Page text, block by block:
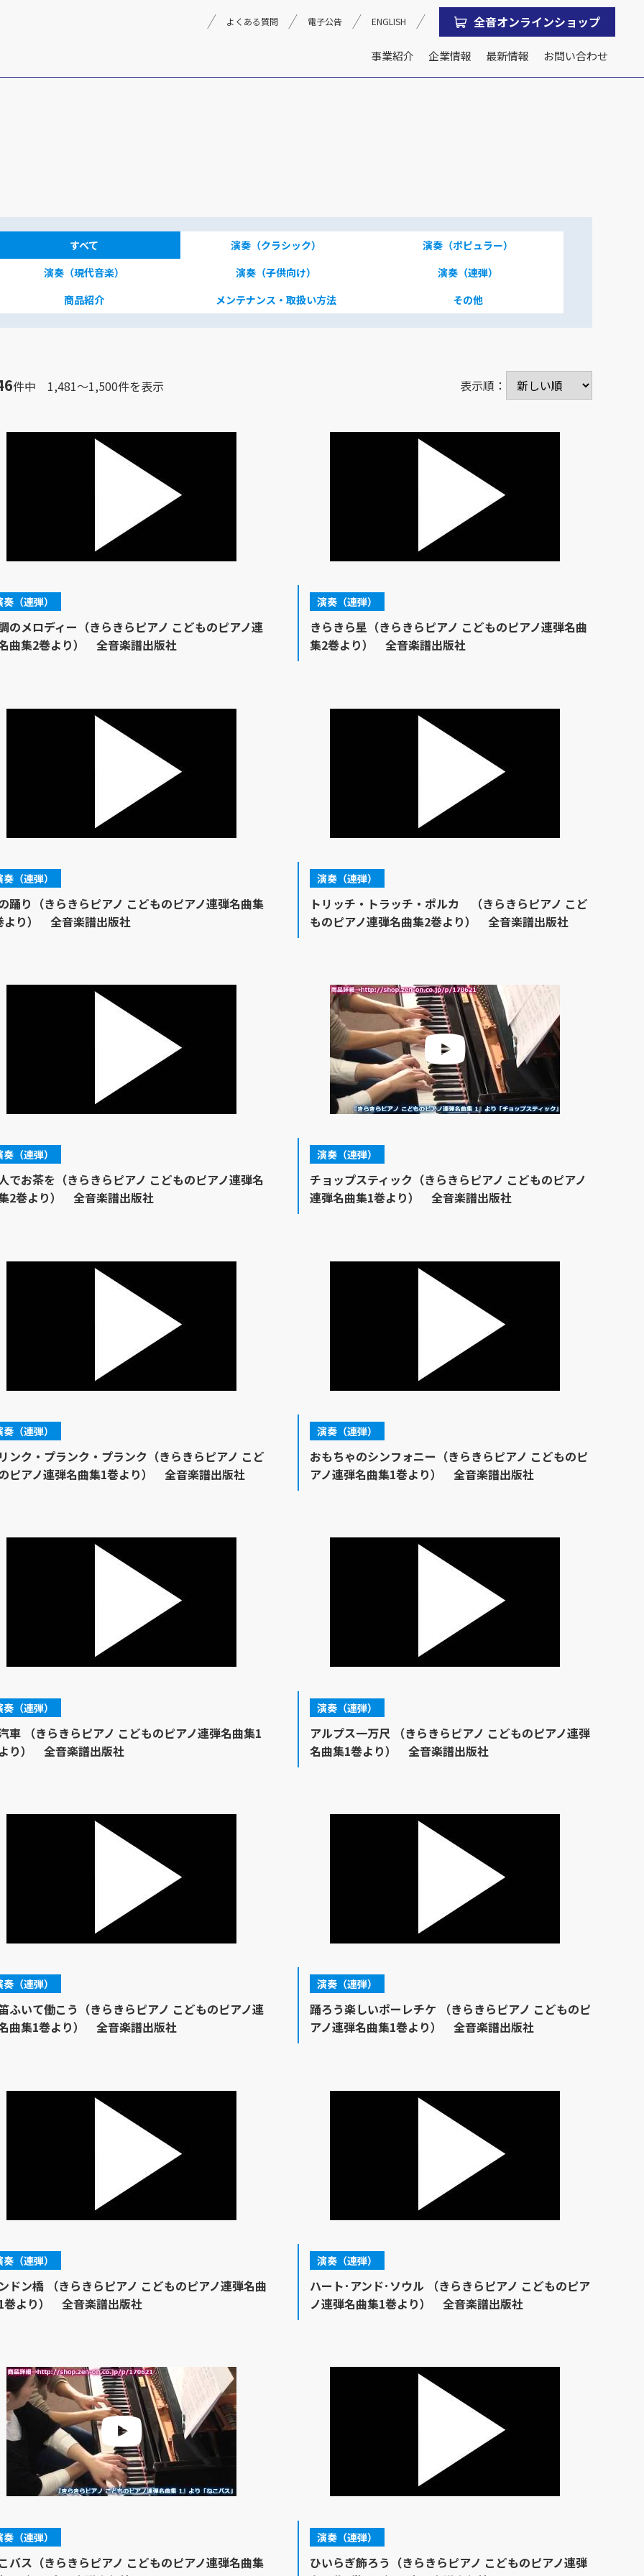
事業紹介 企業情報 最新情報 お問い合わせ
よくある質問 電子公告 ENGLISH 全音オンラインショップ
すべて 演奏（クラシック）
演奏（ポピュラー）
演奏（現代音楽）
演奏（子供向け）
演奏（連弾）
商品紹介
メンテナンス・取扱い方法 その他
件中 1,481～1,500件を表示 表示順：
奏（連弾）
のメロディー（きらきらピアノ こどものピアノ連
曲集2巻より） 全音楽譜出版社
演奏（連弾）
きらきら星（きらきらピアノ こどものピアノ連弾名曲
集2巻より） 全音楽譜出版社
奏（連弾）
踊り（きらきらピアノ こどものピアノ連弾名曲集
より） 全音楽譜出版社
演奏（連弾）
トリッチ・トラッチ・ポルカ （きらきらピアノ こど
ものピアノ連弾名曲集2巻より） 全音楽譜出版社
奏（連弾）
でお茶を（きらきらピアノ こどものピアノ連弾名
2巻より） 全音楽譜出版社
演奏（連弾）
チョップスティック（きらきらピアノ こどものピアノ
連弾名曲集1巻より） 全音楽譜出版社
奏（連弾）
ンク・プランク・プランク（きらきらピアノ こど
ピアノ連弾名曲集1巻より） 全音楽譜出版社
演奏（連弾）
おもちゃのシンフォニー（きらきらピアノ こどものピ
アノ連弾名曲集1巻より） 全音楽譜出版社
奏（連弾）
車 （きらきらピアノ こどものピアノ連弾名曲集1
り） 全音楽譜出版社
演奏（連弾）
アルプス一万尺 （きらきらピアノ こどものピアノ連弾
名曲集1巻より） 全音楽譜出版社
奏（連弾）
ふいて働こう（きらきらピアノ こどものピアノ連
曲集1巻より） 全音楽譜出版社
演奏（連弾）
踊ろう楽しいポーレチケ （きらきらピアノ こどものピ
アノ連弾名曲集1巻より） 全音楽譜出版社
奏（連弾）
ドン橋 （きらきらピアノ こどものピアノ連弾名曲
巻より） 全音楽譜出版社
演奏（連弾）
ハート･アンド･ソウル （きらきらピアノ こどものピア
ノ連弾名曲集1巻より） 全音楽譜出版社
奏（連弾）
バス（きらきらピアノ こどものピアノ連弾名曲集
演奏（連弾）
ひいらぎ飾ろう（きらきらピアノ こどものピアノ連弾